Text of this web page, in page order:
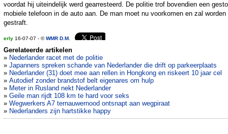
voordat hij uiteindelijk werd gearresteerd. De politie trof bovendien een
mobiele telefoon in de auto aan. De man moet nu voorkomen en zal worden
gestraft.
erly 16-07-07 - ©WMR D.M.
Gerelateerde artikelen
» Nederlander racet met de politie
» Japanners spreken schande van Nederlander die drift op parkeerplaats
» Nederlander (31) doet mee aan rellen in Hongkong en riskeert 10 jaar cel
» Autodief zonder brandstof belt eigenares om hulp
» Meter in Rusland nekt Nederlander
» Geile man rijdt 108 km te hard voor seks
» Wegwerkers A7 ternauwernood ontsnapt aan wegpiraat
» Nederlanders zijn hartstikke happy